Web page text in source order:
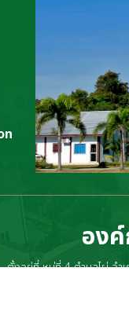
อง
ตั้งอยู่ที่ หมู่ที่ 4 ตำบลไผ่ อำ